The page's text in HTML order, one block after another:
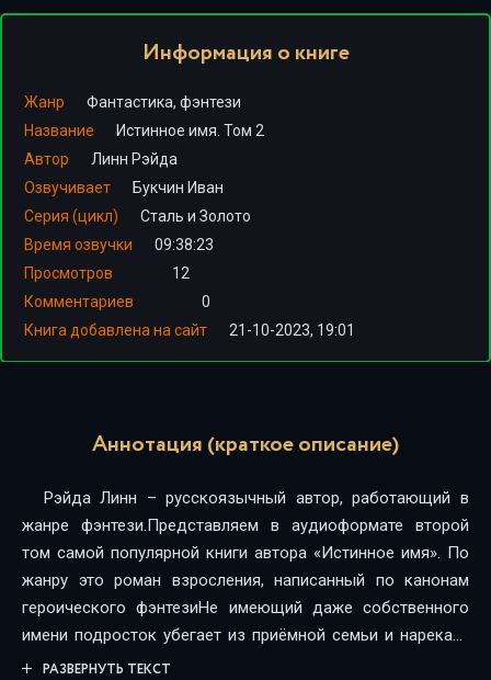
Информация о книге
Жанр
Фантастика, фэнтези
Название
Истинное имя. Том 2
Автор
Линн Рэйда
Озвучивает
Букчин Иван
Серия (цикл)
Сталь и Золото
Время озвучки
09:38:23
Просмотров
12
Комментариев
0
Книга добавлена на сайт
21-10-2023, 19:01
Аннотация (краткое описание)
Рэйда Линн – русскоязычный автор, работающий в
жанре фэнтези.Представляем в аудиоформате второй
том самой популярной книги автора «Истинное имя». По
жанру это роман взросления, написанный по канонам
героического фэнтезиНе имеющий даже собственного
имени подросток убегает из приёмной семьи и нарекает
себя Криксом. Это имя неожиданно вовлекает его в
РАЗВЕРНУТЬ ТЕКСТ